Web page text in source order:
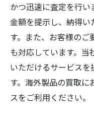
かつ迅速に査定を行
金額を提示し、納得い
す。また、お客様のご
も対応しています。
いただけるサービス
す。海外製品の買取
スをご利用ください。